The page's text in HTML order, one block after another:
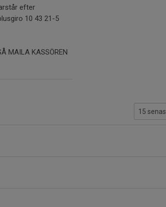
efter
10 43 21-5
MAILA KASSÖREN